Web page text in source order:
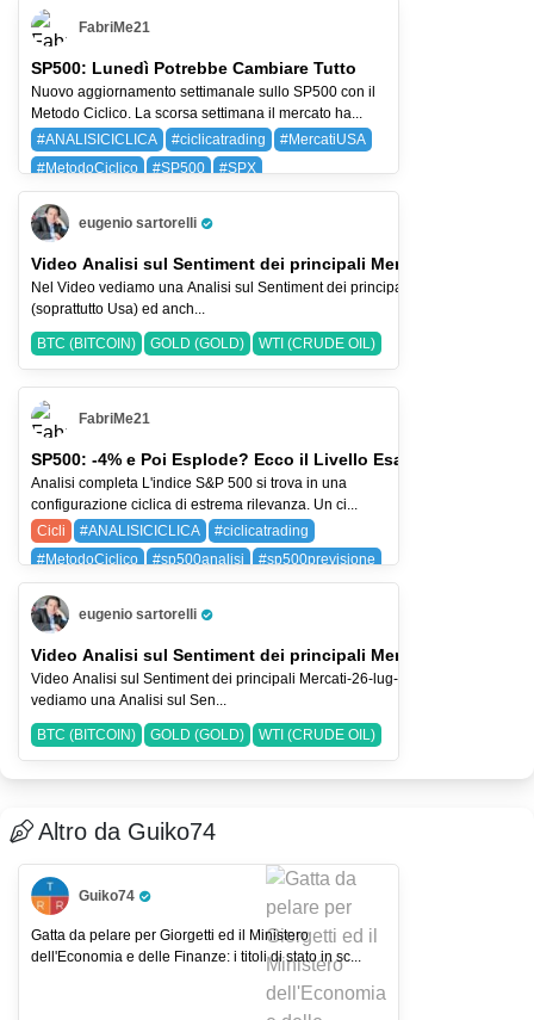
FabriMe21
SP500: Lunedì Potrebbe Cambiare Tutto
Nuovo aggiornamento settimanale sullo SP500 con il
Metodo Ciclico. La scorsa settimana il mercato ha...
#ANALISICICLICA
#ciclicatrading
#MercatiUSA
#MetodoCiclico
#SP500
#SPX
BAYG (BAYER AG)
SPX (SP 500)
eugenio sartorelli
Pro Trader
Video Analisi sul Sentiment dei principali Mercati-2-ago-2026
Nel Video vediamo una Analisi sul Sentiment dei principali Indici Azionari
(soprattutto Usa) ed anch...
BTC (BITCOIN) GOLD (GOLD) WTI (CRUDE OIL)
FabriMe21
SP500: -4% e Poi Esplode? Ecco il Livello Esatto
Analisi completa L'indice S&P 500 si trova in una
configurazione ciclica di estrema rilevanza. Un ci...
Cicli
#ANALISICICLICA
#ciclicatrading
#MetodoCiclico
#sp500analisi
#sp500previsione
SPX (SP 500)
eugenio sartorelli
Pro Trader
Video Analisi sul Sentiment dei principali Mercati-26-lug-2026
Video Analisi sul Sentiment dei principali Mercati-26-lug-2026 Nel Video
vediamo una Analisi sul Sen...
BTC (BITCOIN) GOLD (GOLD) WTI (CRUDE OIL)
Altro da Guiko74
Guiko74
Pro Trader
Gatta da pelare per Giorgetti ed il Ministero
dell'Economia e delle Finanze: i titoli di stato in sc...